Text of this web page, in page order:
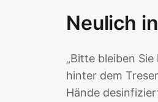
Neulich
„Bitte bleiben
hinter dem
Hände